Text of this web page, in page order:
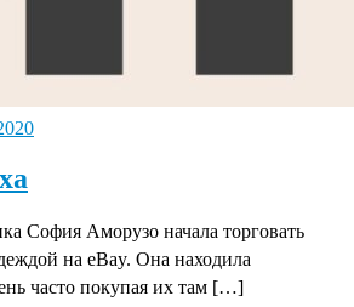
София Аморузо начала торговать
на eBay. Она находила
часто покупая их там […]